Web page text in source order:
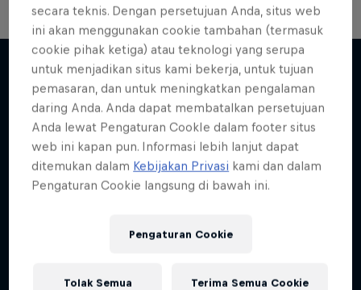
Lebih banyak seperti ini
secara teknis. Dengan persetujuan Anda, situs web
ini akan menggunakan cookie tambahan (termasuk
cookie pihak ketiga) atau teknologi yang serupa
untuk menjadikan situs kami bekerja, untuk tujuan
pemasaran, dan untuk meningkatkan pengalaman
daring Anda. Anda dapat membatalkan persetujuan
Anda lewat Pengaturan CookIe dalam footer situs
web ini kapan pun. Informasi lebih lanjut dapat
ditemukan dalam Kebijakan Privasi kami dan dalam
Pengaturan Cookie langsung di bawah ini.
Pengaturan Cookie
Tolak Semua Terima Semua Cookie